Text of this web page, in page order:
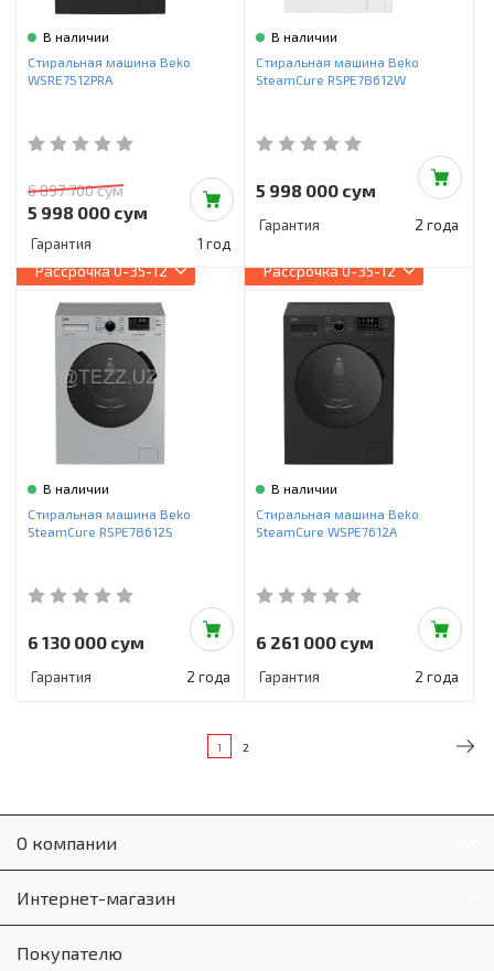
В наличии
Стиральная машина Beko
WSRE7512PRA
6 897 700 сум
5 998 000 сум
Гарантия 1 год
В наличии
Стиральная машина Beko
SteamCure RSPE78612W
5 998 000 сум
Гарантия 2 года
Рассрочка0-35-12
В наличии
Стиральная машина Beko
SteamCure RSPE78612S
6 130 000 сум
Гарантия 2 года
Рассрочка0-35-12
В наличии
Стиральная машина Beko
SteamCure WSPE7612A
6 261 000 сум
Гарантия 2 года
1 2
О компании
Интернет-магазин
Покупателю